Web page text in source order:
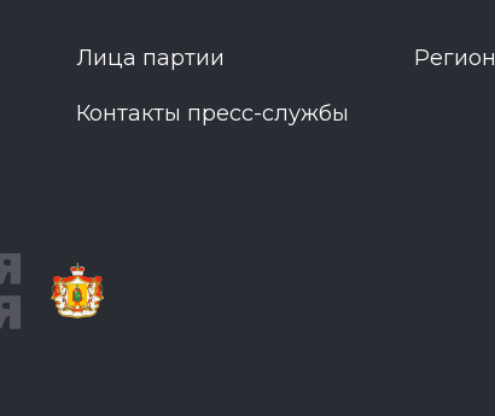
Лица партии
Контакты пресс-службы